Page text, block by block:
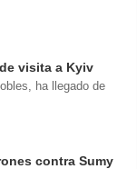
de
visita a Kyiv
ha llegado de
contra Sumy